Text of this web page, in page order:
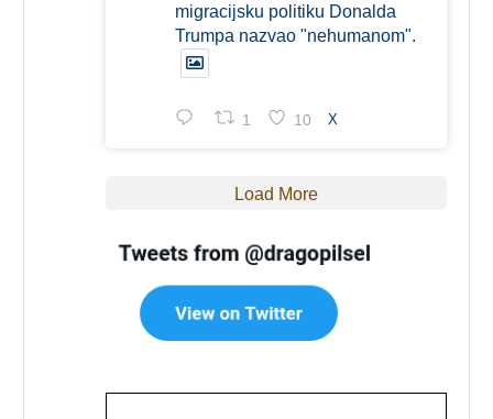
migracijsku politiku Donalda
Trumpa nazvao "nehumanom".
1 10 X
Load More